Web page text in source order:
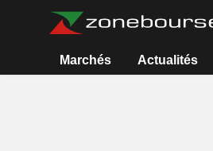
Marchés Actualités